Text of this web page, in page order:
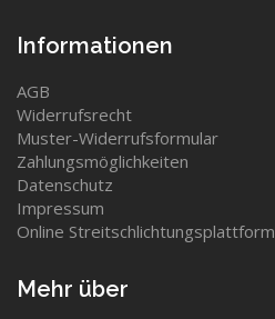
Informationen
AGB
Widerrufsrecht
Muster-Widerrufsformular
Zahlungsmöglichkeiten
Datenschutz
Impressum
Online Streitschlichtungsplattform
Mehr über